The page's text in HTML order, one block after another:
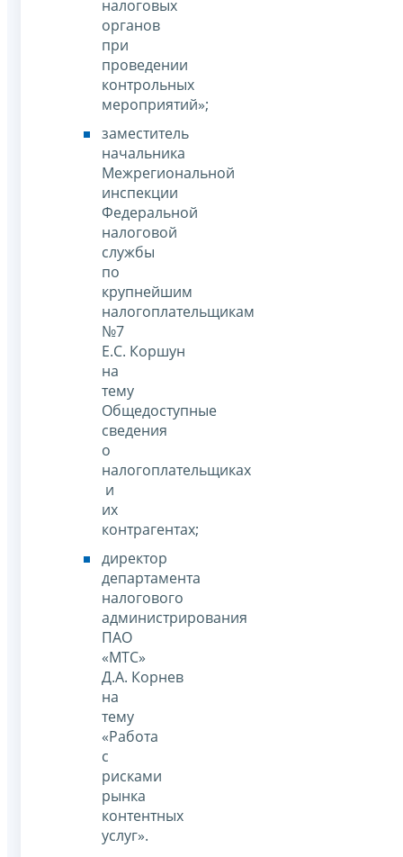
налоговых
органов
при
проведении
контрольных
мероприятий»;
заместитель
начальника
Межрегиональной
инспекции
Федеральной
налоговой
службы
по
крупнейшим
налогоплательщикам
№7
Е.С. Коршун
на
тему
Общедоступные
сведения
о
налогоплательщиках
и
их
контрагентах;
директор
департамента
налогового
администрирования
ПАО
«МТС»
Д.А. Корнев
на
тему
«Работа
с
рисками
рынка
контентных
услуг».